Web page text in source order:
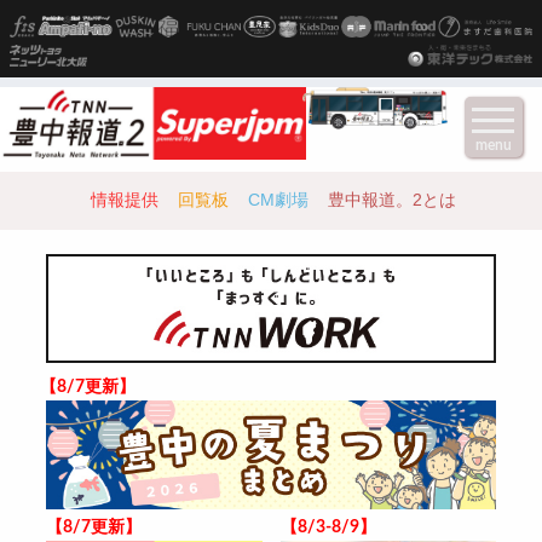
情報提供 回覧板 CM劇場 豊中報道。2とは
【8/7更新】
【8/7更新】 【8/3-8/9】
menu